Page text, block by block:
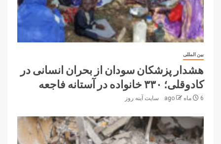
بین المللی
هشدار پزشکان سودان از بحران انسانی در
کادوقلی؛ ۳۳۰ خانواده در آستانه فاجعه
6 ماه ago سایت آینه‌ روز